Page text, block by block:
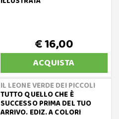
€ 16,00
ACQUISTA
IL LEONE VERDE DEI PICCOLI
TUTTO QUELLO CHE È
SUCCESSO PRIMA DEL TUO
ARRIVO. EDIZ. A COLORI